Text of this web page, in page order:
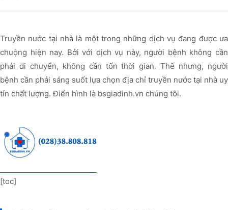
Truyền nước tại nhà là một trong những dịch vụ đang được ưa
chuộng hiện nay. Bởi với dịch vụ này, người bệnh không cần
phải di chuyển, không cần tốn thời gian. Thế nhưng, người
bệnh cần phải sáng suốt lựa chọn địa chỉ truyền nước tại nhà uy
tín chất lượng. Điển hình là bsgiadinh.vn chúng tôi.
[toc]